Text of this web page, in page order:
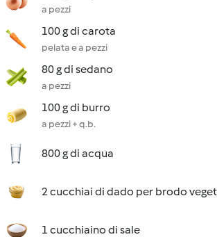
a pezzi
100 g di carota
pelata e a pezzi
80 g di sedano
a pezzi
100 g di burro
a pezzi + q.b.
800 g di acqua
2 cucchiai di dado per brodo
1 cucchiaino di sale